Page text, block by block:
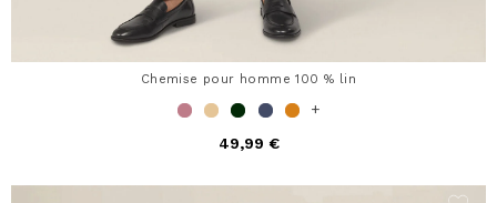
Chemise pour homme 100 % lin
+
49,99 €